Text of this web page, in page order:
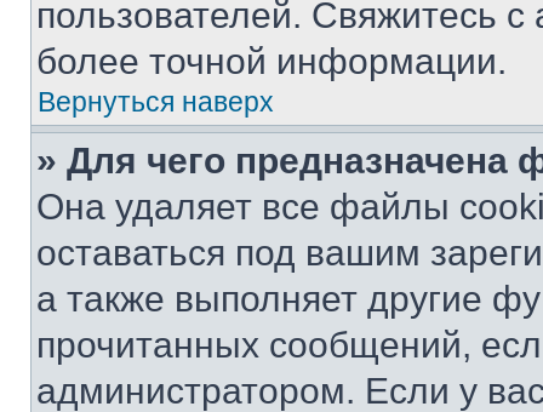
пользователей. Свяжитесь
более точной информации.
Вернуться наверх
» Для чего предназначена
Она удаляет все файлы
оставаться под вашим
а также выполняет другие
прочитанных сообщений,
администратором. Если у